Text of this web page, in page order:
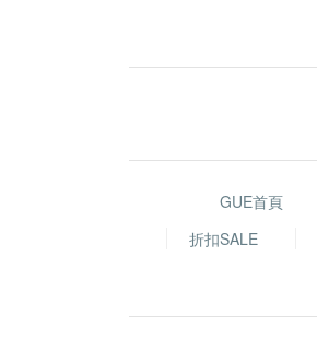
GUE首頁
折扣SALE